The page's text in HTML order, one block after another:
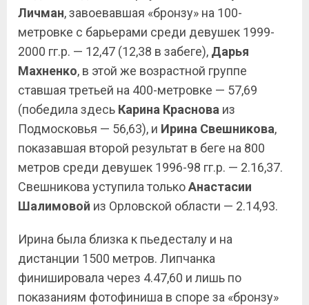
Личман, завоевавшая «бронзу» на 100-
метровке с барьерами среди девушек 1999-
2000 гг.р. — 12,47 (12,38 в забеге), Дарья
Махненко, в этой же возрастной группе
ставшая третьей на 400-метровке — 57,69
(победила здесь Карина Краснова из
Подмосковья — 56,63), и Ирина Свешникова,
показавшая второй результат в беге на 800
метров среди девушек 1996-98 гг.р. — 2.16,37.
Свешникова уступила толькоАнастасии
Шалимовой из Орловской области — 2.14,93.
Ирина была близка к пьедесталу и на
дистанции 1500 метров. Липчанка
финишировала через 4.47,60 и лишь по
показаниям фотофиниша в споре за «бронзу»